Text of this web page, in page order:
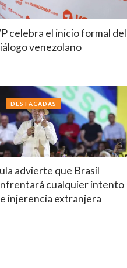
celebra el inicio formal del
venezolano
advierte que Brasil
cualquier intento
injerencia extranjera
DESTACADAS